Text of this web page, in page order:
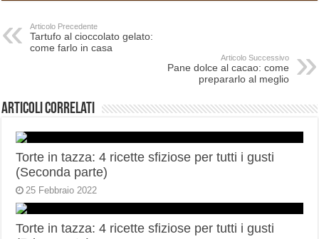
Articolo Precedente
Tartufo al cioccolato gelato:
come farlo in casa
Articolo Successivo
Pane dolce al cacao: come
prepararlo al meglio
Articoli correlati
Torte in tazza: 4 ricette sfiziose per tutti i gusti
(Seconda parte)
25 Febbraio 2022
Torte in tazza: 4 ricette sfiziose per tutti i gusti